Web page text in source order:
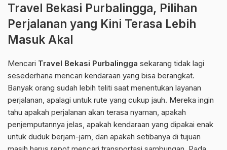
Travel Bekasi Purbalingga, Pilihan
Perjalanan yang Kini Terasa Lebih
Masuk Akal
Mencari Travel Bekasi Purbalingga sekarang tidak lagi
sesederhana mencari kendaraan yang bisa berangkat.
Banyak orang sudah lebih teliti saat menentukan layanan
perjalanan, apalagi untuk rute yang cukup jauh. Mereka ingin
tahu apakah perjalanan akan terasa nyaman, apakah
penjemputannya jelas, apakah kendaraan yang dipakai enak
untuk duduk berjam-jam, dan apakah setibanya di tujuan